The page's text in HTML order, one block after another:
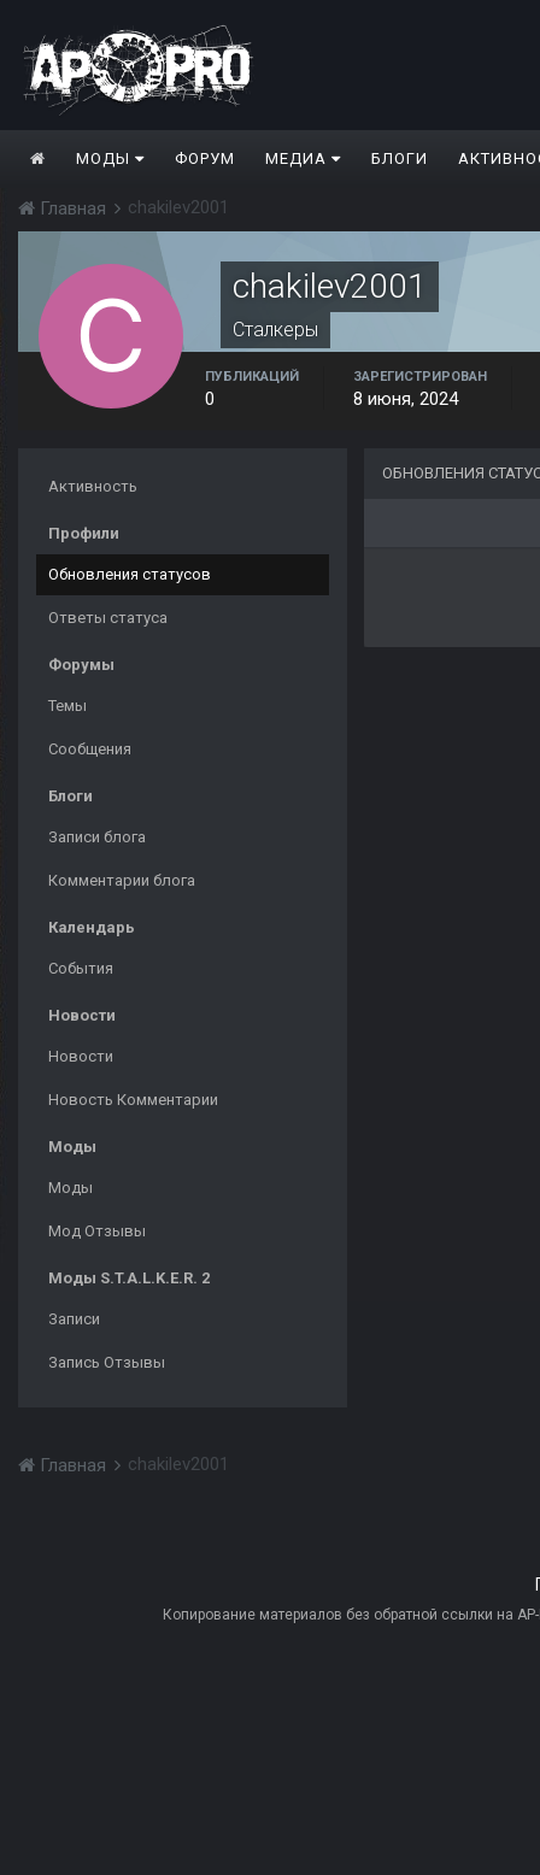
МОДЫ ФОРУМ МЕДИА БЛОГИ
Главная chakilev2001
chakilev2001
Сталкеры
ПУБЛИКАЦИЙ
0
ЗАРЕГИСТРИРОВАН
8 июня, 2024
Активность
Профили
Обновления статусов
Ответы статуса
Форумы
Темы
Сообщения
Блоги
Записи блога
Комментарии блога
Календарь
События
Новости
Новости
Новость Комментарии
Моды
Моды
Мод Отзывы
Моды S.T.A.L.K.E.R. 2
Записи
Запись Отзывы
ОБНОВЛЕНИЯ
Главная chakilev2001
Копирование материалов без обратной ссылки на